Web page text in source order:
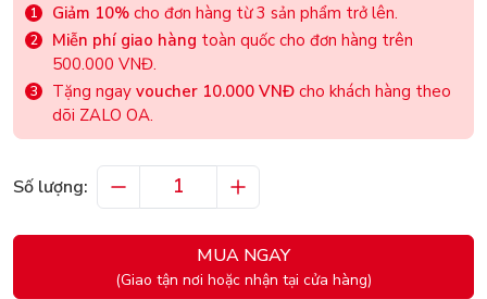
Giảm 10% cho đơn hàng từ 3 sản phẩm trở lên.
Miễn phí giao hàng toàn quốc cho đơn hàng trên
500.000 VNĐ.
Tặng ngay voucher 10.000 VNĐ cho khách hàng theo
dõi ZALO OA.
Số lượng:
MUA NGAY
(Giao tận nơi hoặc nhận tại cửa hàng)